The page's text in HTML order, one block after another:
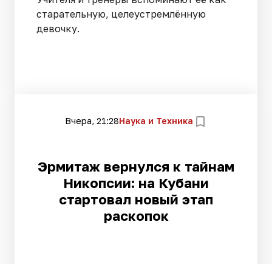
старательную, целеустремлённую
девочку.
Вчера, 21:28Наука и Техника
Эрмитаж вернулся к тайнам
Никопсии: на Кубани
стартовал новый этап
раскопок